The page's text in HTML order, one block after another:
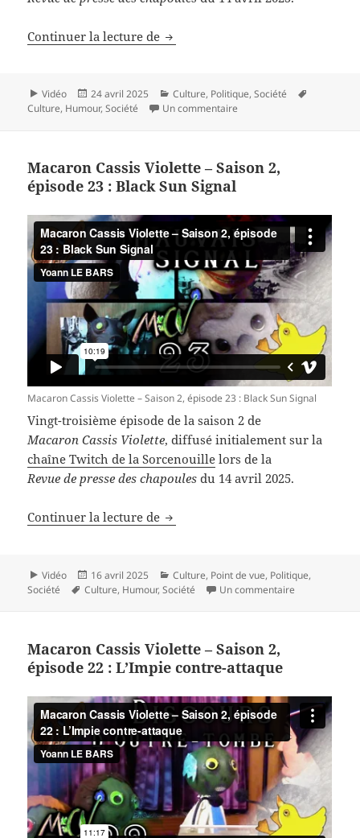
Continuer la lecture de Macaron Cassis Violette – Saison
Format
Vidéo
Publié
le
24 avril 2025 Catégories
Culture, Politique,Société
Culture, Humour,Société Un commentaire
Macaron Cassis Violette – Saison 2,
épisode 23 : Black Sun Signal
Macaron Cassis Violette – Saison 2, épisode 23 : Black Sun Signal
Vingt-troisième épisode de la saison 2 de
Macaron Cassis Violette, diffusé initialement sur la
chaîne Twitch de la Sorcenouille lors de la
Revue de presse des chapoules du 14 avril 2025.
Continuer la lecture de Macaron Cassis Violette – Saison
Format
Vidéo
Publié
le
16 avril 2025 Catégories
Culture, Point de vue, Politique,
Société
Mots-
Culture, Humour,Société Un commentaire
Macaron Cassis Violette – Saison 2,
épisode 22 : L’Impie contre-attaque